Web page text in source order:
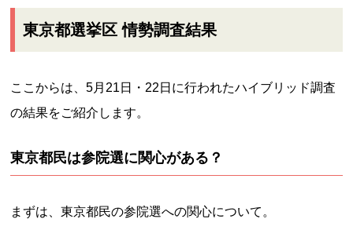
東京都選挙区 情勢調査結果
ここからは、5月21日・22日に行われたハイブリッド調査
の結果をご紹介します。
東京都民は参院選に関心がある？
まずは、東京都民の参院選への関心について。